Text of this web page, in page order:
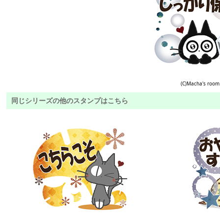
(C)Macha's
同じシリーズの他のスタンプはこちら